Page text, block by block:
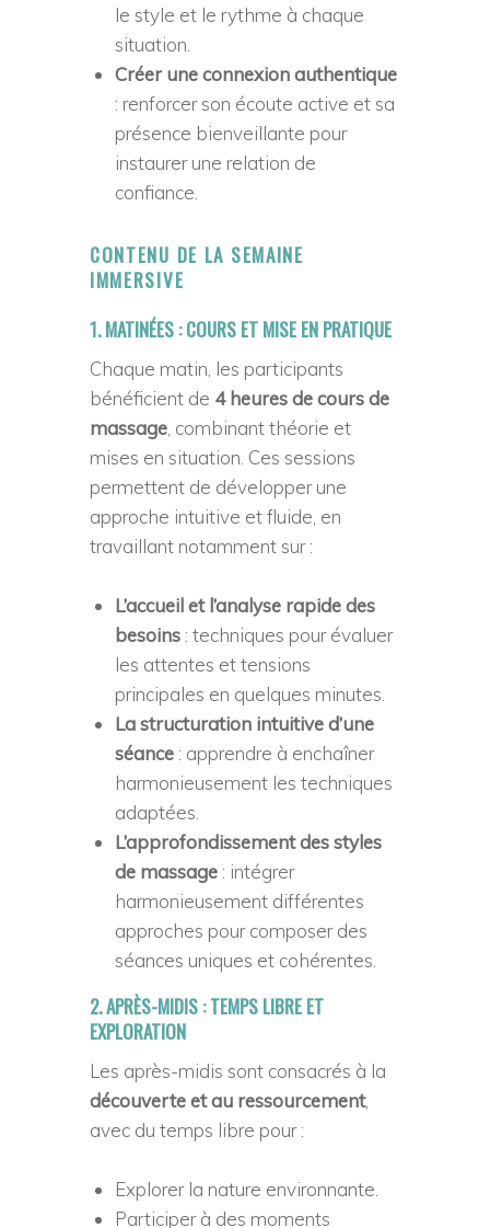
É
R
A
T
I
N
C
O
R
P
O
R
E
L
L
E
Massage psycho-énérgétique | Stages et formations | Conscience corporelle
le style et le rythme à chaque
situation.
Créer une connexion authentique
: renforcer son écoute active et sa
présence bienveillante pour
instaurer une relation de
confiance.
CONTENU DE LA SEMAINE
IMMERSIVE
1. MATINÉES : COURS ET MISE EN PRATIQUE
Chaque matin, les participants
bénéficient de 4 heures de cours de
massage, combinant théorie et
mises en situation. Ces sessions
permettent de développer une
approche intuitive et fluide, en
travaillant notamment sur :
L’accueil et l’analyse rapide des
besoins : techniques pour évaluer
les attentes et tensions
principales en quelques minutes.
La structuration intuitive d’une
séance : apprendre à enchaîner
harmonieusement les techniques
adaptées.
L’approfondissement des styles
de massage : intégrer
harmonieusement différentes
approches pour composer des
séances uniques et cohérentes.
2. APRÈS-MIDIS : TEMPS LIBRE ET
EXPLORATION
Les après-midis sont consacrés à la
découverte et au ressourcement,
avec du temps libre pour :
Explorer la nature environnante.
Participer à des moments